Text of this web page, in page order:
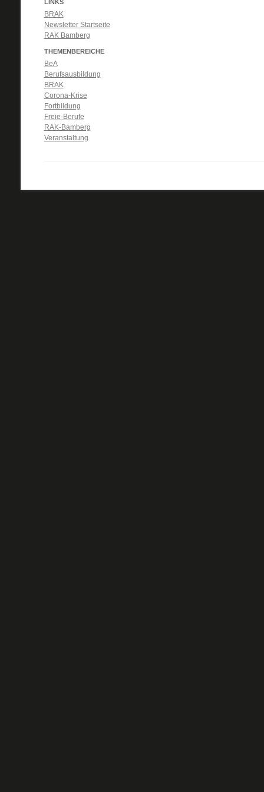
LINKS
BRAK
Newsletter Startseite
RAK Bamberg
THEMENBEREICHE
BeA
Berufsausbildung
BRAK
Corona-Krise
Fortbildung
Freie-Berufe
RAK-Bamberg
Veranstaltung